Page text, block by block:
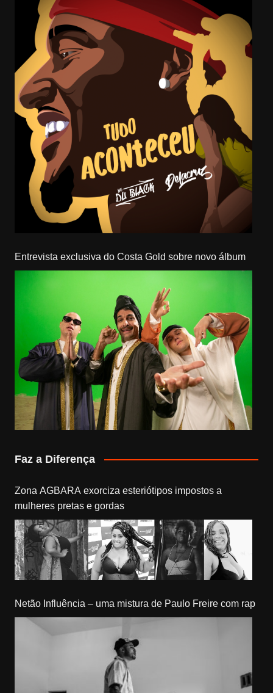
Entrevista exclusiva do Costa Gold sobre novo álbum
Faz a Diferença
Zona AGBARA exorciza esteriótipos impostos a
mulheres pretas e gordas
Netão Influência – uma mistura de Paulo Freire com rap